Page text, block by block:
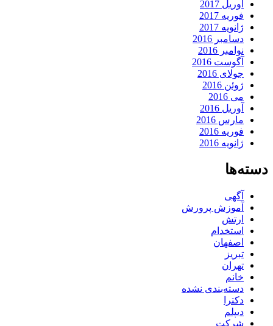
آوریل 2017
فوریه 2017
ژانویه 2017
دسامبر 2016
نوامبر 2016
آگوست 2016
جولای 2016
ژوئن 2016
می 2016
آوریل 2016
مارس 2016
فوریه 2016
ژانویه 2016
دسته‌ها
آگهی
آموزش پرورش
ارتش
استخدام
اصفهان
تبریز
تهران
خانم
دسته‌بندی نشده
دکترا
دیپلم
شرکت